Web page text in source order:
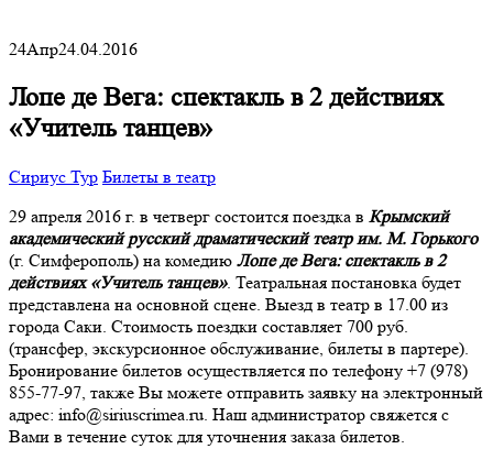
24Апр24.04.2016
Лопе де Вега: спектакль в 2 действиях
«Учитель танцев»
Сириус Тур Билеты в театр
29 апреля 2016 г. в четверг состоится поездка в Крымский
академический русский драматический театр им. М. Горького
(г. Симферополь) на комедию Лопе де Вега: спектакль в 2
действиях «Учитель танцев». Театральная постановка будет
представлена на основной сцене. Выезд в театр в 17.00 из
города Саки. Стоимость поездки составляет 700 руб.
(трансфер, экскурсионное обслуживание, билеты в партере).
Бронирование билетов осуществляется по телефону +7 (978)
855-77-97, также Вы можете отправить заявку на электронный
адрес: info@siriuscrimea.ru. Наш администратор свяжется с
Вами в течение суток для уточнения заказа билетов.